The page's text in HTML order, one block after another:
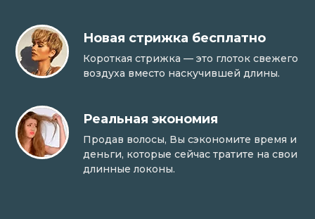
Новая стрижка бесплатно
Короткая стрижка — это глоток свежего
воздуха вместо наскучившей длины.
Реальная экономия
Продав волосы, Вы сэкономите время и
деньги, которые сейчас тратите на свои
длинные локоны.